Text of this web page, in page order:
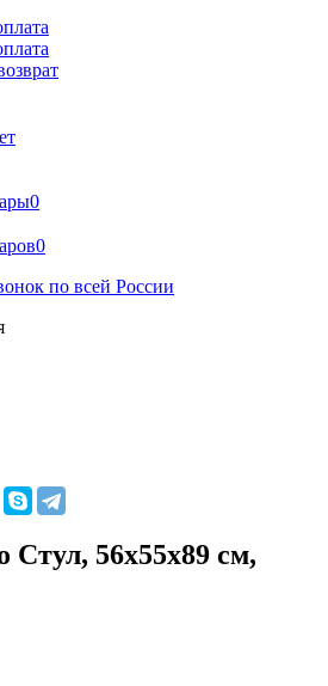
0
0
по всей России
Стул, 56х55х89 см,